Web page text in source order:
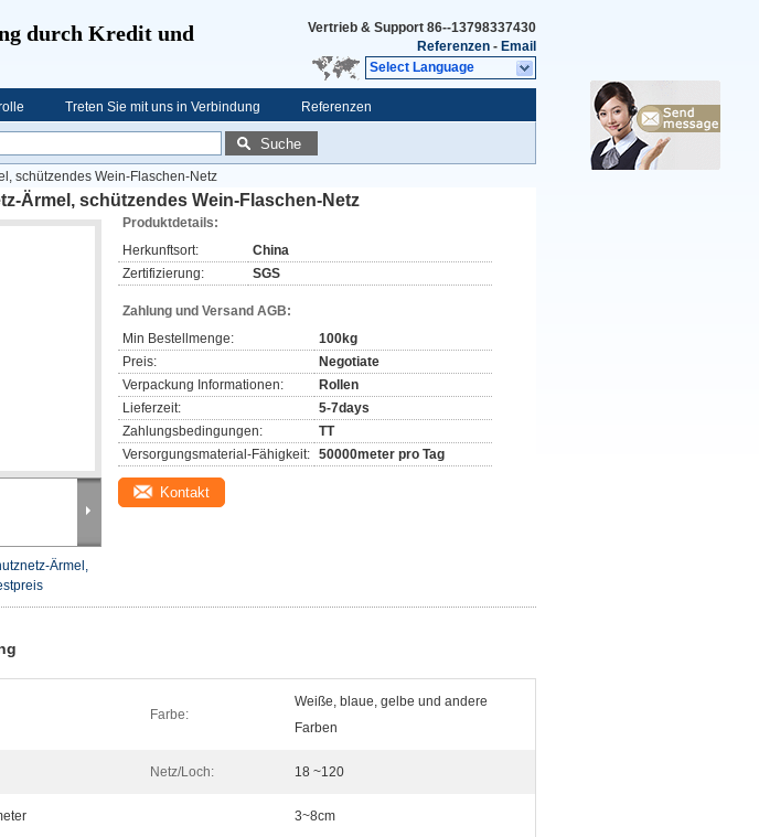
durch Kredit und Vertrieb & Support 86--13798337430
Referenzen - Email
Select Language
Treten Sie mit uns in Verbindung Referenzen
Suche
schützendes Wein-Flaschen-Netz
Ärmel, schützendes Wein-Flaschen-Netz
Ärmel,
Produktdetails:
Herkunftsort:
China
Zertifizierung:
SGS
Zahlung und Versand AGB:
Min Bestellmenge:
100kg
Preis:
Negotiate
Verpackung Informationen:
Rollen
Lieferzeit:
5-7days
Zahlungsbedingungen:
TT
Versorgungsmaterial-Fähigkeit: 50000meter pro Tag
Kontakt
Farbe:
Weiße, blaue, gelbe und andere
Farben
Netz/Loch: 18 ~120
3~8cm